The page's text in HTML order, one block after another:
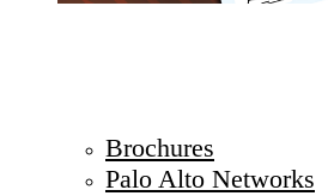
Brochures
Palo Alto Networks